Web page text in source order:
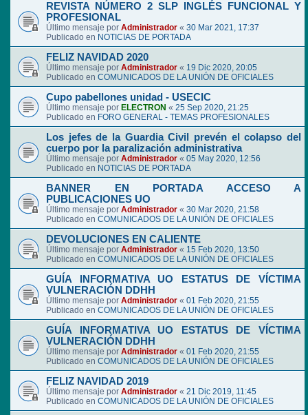
REVISTA NÚMERO 2 SLP INGLÉS FUNCIONAL Y
PROFESIONAL
Último mensaje por Administrador « 30 Mar 2021, 17:37
Publicado en NOTICIAS DE PORTADA
FELIZ NAVIDAD 2020
Último mensaje por Administrador « 19 Dic 2020, 20:05
Publicado en COMUNICADOS DE LA UNIÓN DE OFICIALES
Cupo pabellones unidad - USECIC
Último mensaje por ELECTRON « 25 Sep 2020, 21:25
Publicado en FORO GENERAL - TEMAS PROFESIONALES
Los jefes de la Guardia Civil prevén el colapso del
cuerpo por la paralización administrativa
Último mensaje por Administrador « 05 May 2020, 12:56
Publicado en NOTICIAS DE PORTADA
BANNER EN PORTADA ACCESO A
PUBLICACIONES UO
Último mensaje por Administrador « 30 Mar 2020, 21:58
Publicado en COMUNICADOS DE LA UNIÓN DE OFICIALES
DEVOLUCIONES EN CALIENTE
Último mensaje por Administrador « 15 Feb 2020, 13:50
Publicado en COMUNICADOS DE LA UNIÓN DE OFICIALES
GUÍA INFORMATIVA UO ESTATUS DE VÍCTIMA
VULNERACIÓN DDHH
Último mensaje por Administrador « 01 Feb 2020, 21:55
Publicado en COMUNICADOS DE LA UNIÓN DE OFICIALES
GUÍA INFORMATIVA UO ESTATUS DE VÍCTIMA
VULNERACIÓN DDHH
Último mensaje por Administrador « 01 Feb 2020, 21:55
Publicado en COMUNICADOS DE LA UNIÓN DE OFICIALES
FELIZ NAVIDAD 2019
Último mensaje por Administrador « 21 Dic 2019, 11:45
Publicado en COMUNICADOS DE LA UNIÓN DE OFICIALES